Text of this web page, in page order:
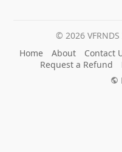
© 2026
Home
About Contact
Request a Refund